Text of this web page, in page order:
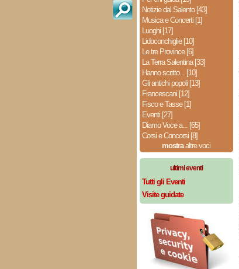
Notizie dal Salento [43]
Musica e Concerti [1]
Luoghi [17]
Lidoconchiglie [10]
Le tre Province [6]
La Terra Salentina [33]
Hanno scritto... [10]
Gli antichi popoli [13]
Francescani [12]
Fisco e Tasse [1]
Eventi [27]
Diamo Voce a... [65]
Corsi e Concorsi [8]
mostraaltre voci
ultimi eventi
Tutti gli Eventi
Visite guidate